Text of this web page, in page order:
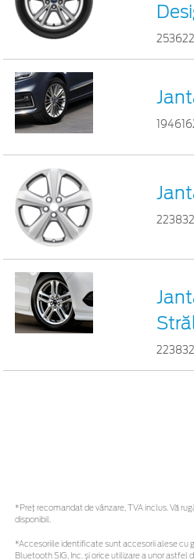
*Preţ recomandat de vânzare, TVA inclus. Vă
disponibil.
*Accesoriile identificate sunt accesorii alese cu
Bluetooth SIG, Inc. și orice utilizare a unor